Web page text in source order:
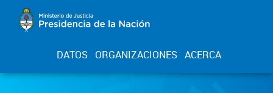
DATOS ORGANIZACIONES ACERCA